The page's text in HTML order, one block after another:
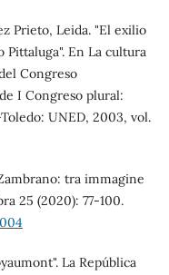
Prieto, Leida. "El exilio
Pittaluga". En La cultura
Congreso
I Congreso plural:
UNED, 2003, vol.
tra immagine
25 (2020): 77-100.
La República